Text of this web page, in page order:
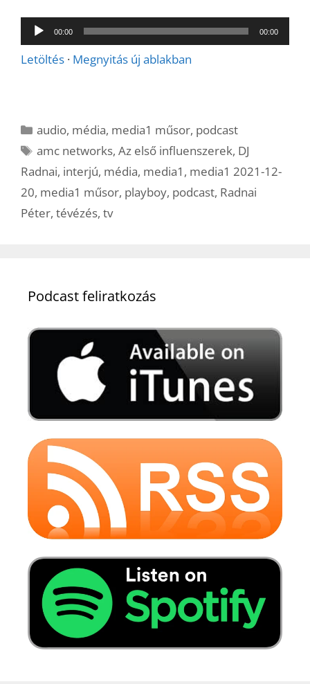
Audió
lejátszó
00:00 00:00
Letöltés · Megnyitás új ablakban
Kategória
audio, média, media1 műsor, podcast
Címkék
amc networks,Az első influenszerek, DJ
Radnai, interjú, média, media1 , media1 2021-12-
20, media1 műsor, playboy, podcast, Radnai
Péter, tévézés, tv
Podcast feliratkozás